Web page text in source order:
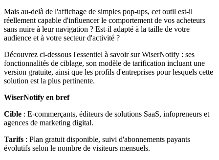
Mais au-delà de l'affichage de simples pop-ups, cet outil est-il
réellement capable d'influencer le comportement de vos acheteurs
sans nuire à leur navigation ? Est-il adapté à la taille de votre
audience et à votre secteur d'activité ?
Découvrez ci-dessous l'essentiel à savoir sur WiserNotify : ses
fonctionnalités de ciblage, son modèle de tarification incluant une
version gratuite, ainsi que les profils d'entreprises pour lesquels cette
solution est la plus pertinente.
WiserNotify en bref
Cible : E-commerçants, éditeurs de solutions SaaS, infopreneurs et
agences de marketing digital.
Tarifs : Plan gratuit disponible, suivi d'abonnements payants
évolutifs selon le nombre de visiteurs mensuels.